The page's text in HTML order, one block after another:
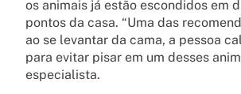
os animais já estão escondidos em
pontos da casa. “Uma das
ao se levantar da cama, a pessoa
para evitar pisar em um desses
especialista.